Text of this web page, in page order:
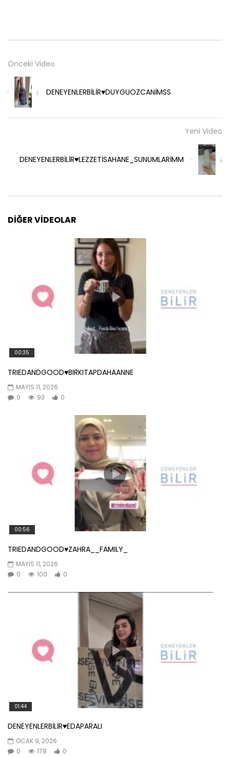
Önceki Video
DENEYENLERBİLİR♥️DUYGUOZCANİMSS
Yeni Video
DENEYENLERBİLİR♥️LEZZETİSAHANE_SUNUMLARİMM
DIĞER VIDEOLAR
00:35
TRIEDANDGOOD♥️BIRKITAPDAHAANNE
MAYIS 11, 2026
0
93 0
00:56
TRIEDANDGOOD♥️ZAHRA__FAMILY_
MAYIS 11, 2026
0
100 0
01:44
DENEYENLERBİLİR♥️EDAPARALI
OCAK 9, 2026
0
178 0